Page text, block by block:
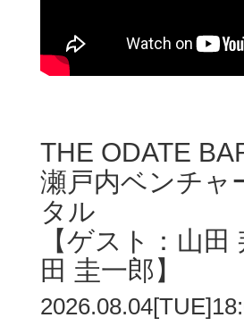
THE ODATE
瀬戸内ベンチャ
タル
【ゲスト：山田
田 圭一郎】